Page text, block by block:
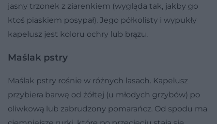
jasny trzonek z ziarenkiem (wygląda tak, jakby go
ktoś piaskiem posypał). Jego półkolisty i wypukły
kapelusz jest koloru ochry lub brązu.
Maślak pstry
Maślak pstry rośnie w różnych lasach. Kapelusz
przybiera barwę od żółtej (u młodych grzybów) po
oliwkową lub zabrudzony pomarańcz. Od spodu ma